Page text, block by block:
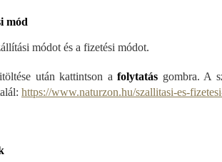
mód
módot és a fizetési módot.
után kattintson afolytatás gombra. A
https://www.naturzon.hu/szallitasi-es-